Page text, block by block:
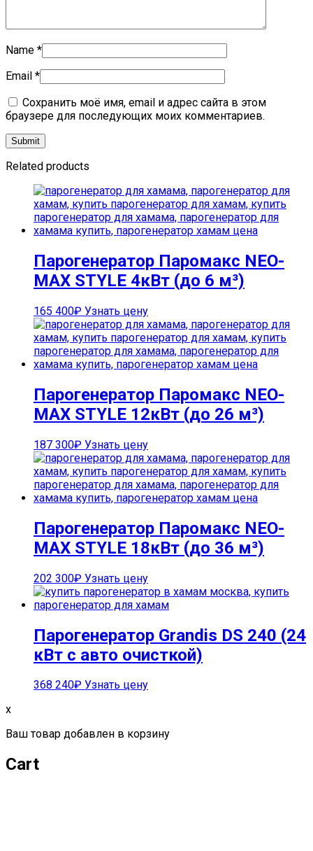
Name *
Email *
Сохранить моё имя, email и адрес сайта в этом
браузере для последующих моих комментариев.
Related products
Парогенератор Паромакс NEO-
MAX STYLE 4кВт (до 6 м³)
165 400₽ Узнать цену
Парогенератор Паромакс NEO-
MAX STYLE 12кВт (до 26 м³)
187 300₽ Узнать цену
Парогенератор Паромакс NEO-
MAX STYLE 18кВт (до 36 м³)
202 300₽ Узнать цену
Парогенератор Grandis DS 240 (24
кВт с авто очисткой)
368 240₽ Узнать цену
x
Ваш товар добавлен в корзину
Cart